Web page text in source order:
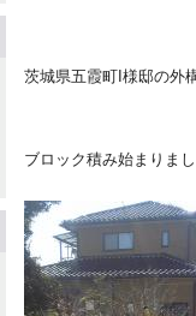
茨城県五霞町I様邸の外
ブロック積み始まりま